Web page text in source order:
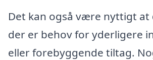
Det kan også være nyttigt at
der er behov for yderligere
eller forebyggende tiltag.